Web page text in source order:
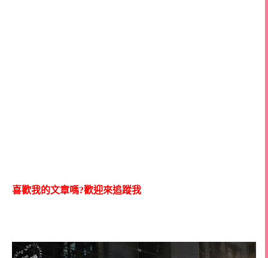
喜歡我的文章嗎?歡迎來追蹤我